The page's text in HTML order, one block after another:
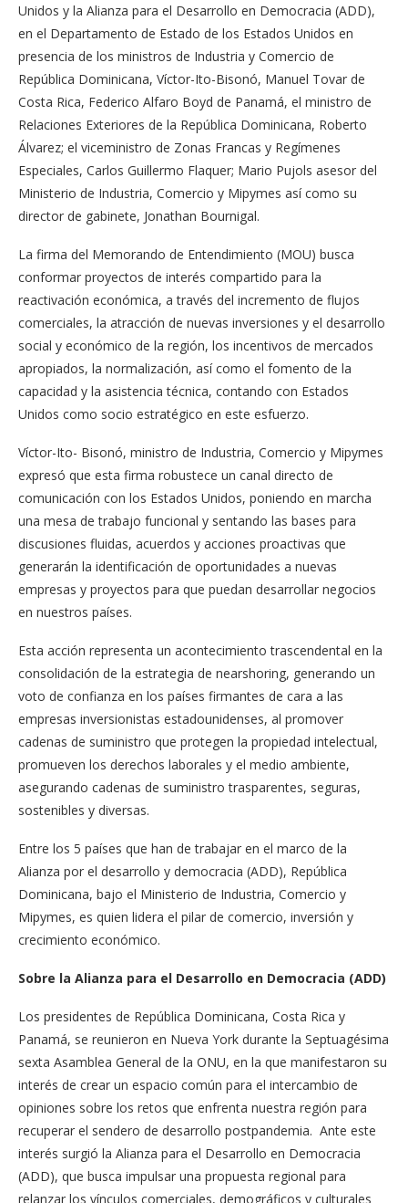
Unidos y la Alianza para el Desarrollo en Democracia (ADD),
en el Departamento de Estado de los Estados Unidos en
presencia de los ministros de Industria y Comercio de
República Dominicana, Víctor-Ito-Bisonó, Manuel Tovar de
Costa Rica, Federico Alfaro Boyd de Panamá, el ministro de
Relaciones Exteriores de la República Dominicana, Roberto
Álvarez; el viceministro de Zonas Francas y Regímenes
Especiales, Carlos Guillermo Flaquer; Mario Pujols asesor del
Ministerio de Industria, Comercio y Mipymes así como su
director de gabinete, Jonathan Bournigal.
La firma del Memorando de Entendimiento (MOU) busca
conformar proyectos de interés compartido para la
reactivación económica, a través del incremento de flujos
comerciales, la atracción de nuevas inversiones y el desarrollo
social y económico de la región, los incentivos de mercados
apropiados, la normalización, así como el fomento de la
capacidad y la asistencia técnica, contando con Estados
Unidos como socio estratégico en este esfuerzo.
Víctor-Ito- Bisonó, ministro de Industria, Comercio y Mipymes
expresó que esta firma robustece un canal directo de
comunicación con los Estados Unidos, poniendo en marcha
una mesa de trabajo funcional y sentando las bases para
discusiones fluidas, acuerdos y acciones proactivas que
generarán la identificación de oportunidades a nuevas
empresas y proyectos para que puedan desarrollar negocios
en nuestros países.
Esta acción representa un acontecimiento trascendental en la
consolidación de la estrategia de nearshoring, generando un
voto de confianza en los países firmantes de cara a las
empresas inversionistas estadounidenses, al promover
cadenas de suministro que protegen la propiedad intelectual,
promueven los derechos laborales y el medio ambiente,
asegurando cadenas de suministro trasparentes, seguras,
sostenibles y diversas.
Entre los 5 países que han de trabajar en el marco de la
Alianza por el desarrollo y democracia (ADD), República
Dominicana, bajo el Ministerio de Industria, Comercio y
Mipymes, es quien lidera el pilar de comercio, inversión y
crecimiento económico.
Sobre la Alianza para el Desarrollo en Democracia (ADD)
Los presidentes de República Dominicana, Costa Rica y
Panamá, se reunieron en Nueva York durante la Septuagésima
sexta Asamblea General de la ONU, en la que manifestaron su
interés de crear un espacio común para el intercambio de
opiniones sobre los retos que enfrenta nuestra región para
recuperar el sendero de desarrollo postpandemia. Ante este
interés surgió la Alianza para el Desarrollo en Democracia
(ADD), que busca impulsar una propuesta regional para
relanzar los vínculos comerciales, demográficos y culturales